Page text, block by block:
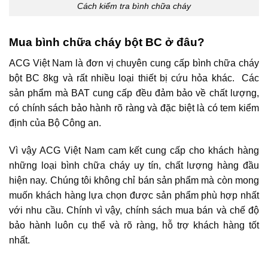
Cách kiểm tra bình chữa cháy
Mua bình chữa cháy bột BC ở đâu?
ACG Việt Nam là đơn vị chuyên cung cấp bình chữa cháy
bột BC 8kg và rất nhiều loại thiết bị cứu hỏa khác. Các
sản phẩm mà BAT cung cấp đều đảm bảo về chất lượng,
có chính sách bảo hành rõ ràng và đặc biệt là có tem kiểm
định của Bộ Công an.
Vì vậy ACG Việt Nam cam kết cung cấp cho khách hàng
những loại bình chữa cháy uy tín, chất lượng hàng đầu
hiện nay. Chúng tôi không chỉ bán sản phẩm mà còn mong
muốn khách hàng lựa chọn được sản phẩm phù hợp nhất
với nhu cầu. Chính vì vậy, chính sách mua bán và chế độ
bảo hành luôn cụ thể và rõ ràng, hỗ trợ khách hàng tốt
nhất.